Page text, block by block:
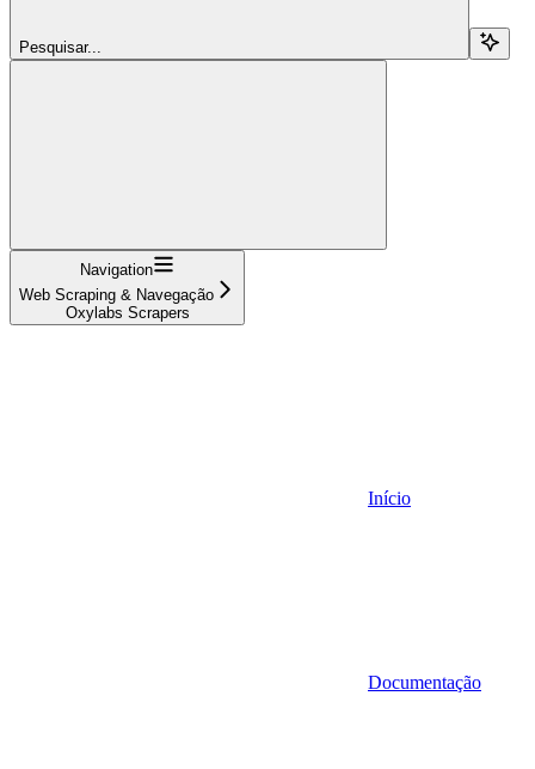
Pesquisar...
Navigation
Web Scraping & Navegação
Oxylabs Scrapers
Início
Documentação